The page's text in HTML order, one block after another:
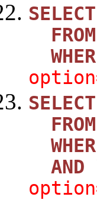
SELECT
FROM
SELECT
FROM
AND